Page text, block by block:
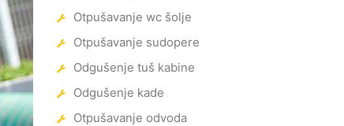
Otpušavanje wc šolje
Otpušavanje sudopere
Odgušenje tuš kabine
Odgušenje kade
Otpušavanje odvoda